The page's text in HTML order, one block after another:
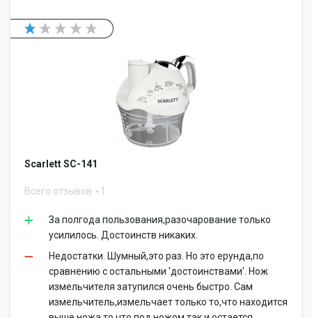
Scarlett SC-141
Всего отзывов 1
За полгода пользования,разочарование только
усилилось. Достоинств никаких.
Недостатки. Шумный,это раз. Но это ерунда,по
сравнению с остальными 'достоинствами'. Нож
измельчителя затупился очень быстро. Сам
измельчитель,измельчает только то,что находится